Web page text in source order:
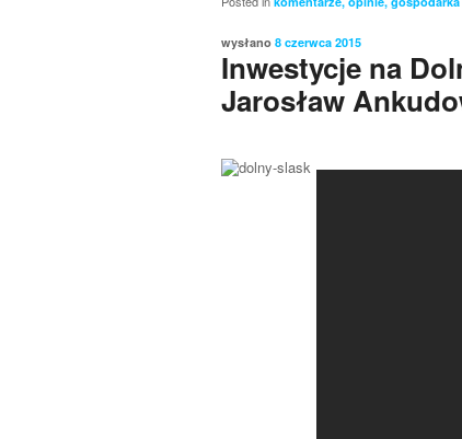
Inwestycje na
Jarosław
wysłano 8 czerwca 2015